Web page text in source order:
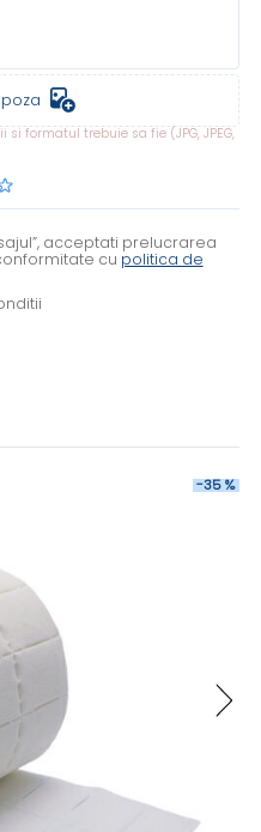
formatul trebuie sa fie (JPG, JPEG,
acceptati prelucrarea
cu politica de
-35 %